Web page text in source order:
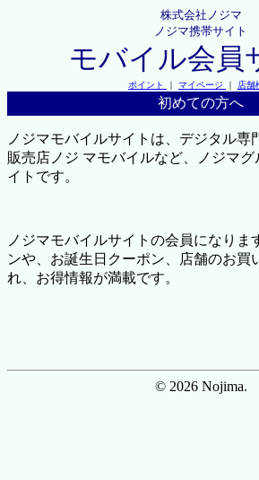
株式会社ノジマ
ノジマ携帯サイト
モバイル会員
ポイント ｜ マイページ ｜ 店舗
初めての方へ
ノジマモバイルサイトは、デジタル専
販売店ノジ マモバイルなど、ノジマ
イトです。
ノジマモバイルサイトの会員になりま
ンや、お誕生日クーポン、店舗のお買
れ、お得情報が満載です。
© 2026 Nojima.